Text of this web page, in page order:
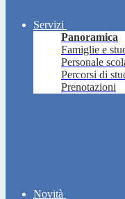
Servizi
Panoramica
Famiglie e
Personale
Percorsi di
Prenotazioni
Novità